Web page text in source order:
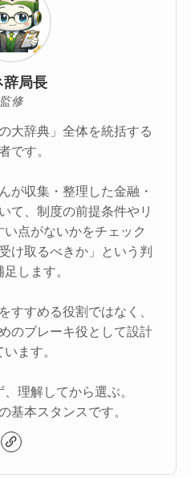
辞局長
監修
大辞典」全体を統括する
です。
が収集・整理した金融・
て、制度の前提条件やリ
点がないかをチェック
け取るべきか」という判
します。
すすめる役割ではなく、
のブレーキ役として設計
ます。
理解してから選ぶ。
基本スタンスです。